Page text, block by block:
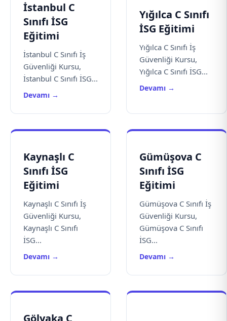
İstanbul C
Sınıfı İSG
Eğitimi
İstanbul C Sınıfı İş
Güvenliği Kursu,
İstanbul C Sınıfı İSG...
Devamı →
Yığılca C Sınıfı
İSG Eğitimi
Yığılca C Sınıfı İş
Güvenliği Kursu,
Yığılca C Sınıfı İSG...
Devamı →
Kaynaşlı C
Sınıfı İSG
Eğitimi
Kaynaşlı C Sınıfı İş
Güvenliği Kursu,
Kaynaşlı C Sınıfı
İSG...
Devamı →
Gümüşova C
Sınıfı İSG
Eğitimi
Gümüşova C Sınıfı İş
Güvenliği Kursu,
Gümüşova C Sınıfı
İSG...
Devamı →